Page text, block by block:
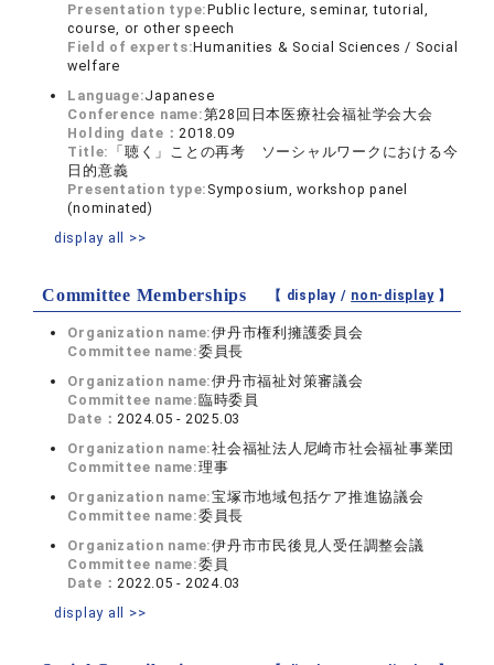
Presentation type:Public lecture, seminar, tutorial,
course, or other speech
Field of experts:Humanities & Social Sciences / Social
welfare
Language:Japanese
Conference name:第28回日本医療社会福祉学会大会
Holding date：2018.09
Title: 「聴く」ことの再考 ソーシャルワークにおける今
日的意義
Presentation type: Symposium, workshop panel
(nominated)
display all >>
Committee Memberships 【 display / non-display】
Organization name:伊丹市権利擁護委員会
Committee name:委員長
Organization name:伊丹市福祉対策審議会
Committee name:臨時委員
Date：2024.05 - 2025.03
Organization name:社会福祉法人尼崎市社会福祉事業団
Committee name:理事
Organization name:宝塚市地域包括ケア推進協議会
Committee name:委員長
Organization name:伊丹市市民後見人受任調整会議
Committee name:委員
Date：2022.05 - 2024.03
display all >>